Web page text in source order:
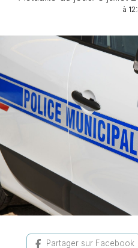
à
Partager sur Facebook